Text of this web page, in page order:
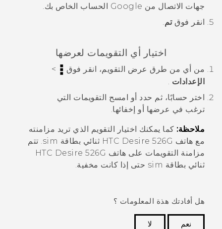
جهات الاتصال من Google الحساب الخاص بك.
انقر فوقتم.
اختيار أي التقويمات لعرضها
من أي من طرق عرض التقويم، انقر فوق
>
الإعدادات .
اختر حسابًا، ثم حدد أو امسح التقويمات التي
ترغب في عرضها أو إخفائها.
ملاحظة: كما يمكنك اختيار التقويم الذي تريد مزامنته
مع هاتف HTC Desire 526G ثنائي بطاقة sim
. تتم
مزامنة التقويمات على
هاتف HTC Desire 526G
ثنائي بطاقة sim
حتى إذا كانت مخفية.
هل أفادتك هذة المعلومات ؟
نعم
لا